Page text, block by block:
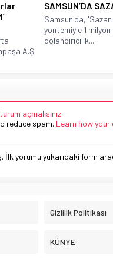
A.Ş.
SAMSUN’DA
Samsun'da, 'Sazan
yöntemiyle 1 milyon
dolandırıcılık...
açmalısınız.
reduce spam. Learn how
İlk yorumu yukarıdaki form
Gizlilik Politikası
KÜNYE